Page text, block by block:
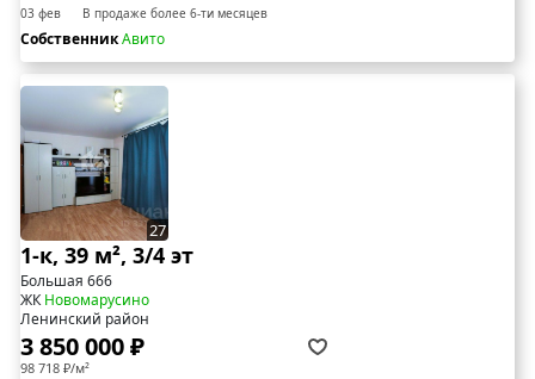
03 фев В продаже более 6-ти месяцев
СобственникАвито
27
1-к, 39 м², 3/4 эт
Большая 666
ЖКНовомарусино
Ленинский район
3 850 000 ₽
98 718 ₽/м²